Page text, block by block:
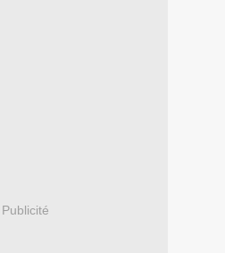
Publicité